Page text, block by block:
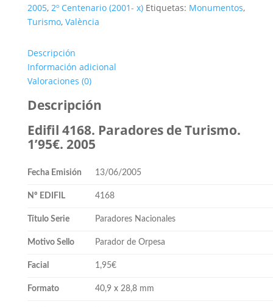
Turismo.
Oropesa.
**2005
cantidad
2005, 2º Centenario (2001- x) Etiquetas: Monumentos,
Turismo, València
Descripción
Información adicional
Valoraciones (0)
Descripción
Edifil 4168. Paradores de Turismo.
1’95€. 2005
Fecha Emisión 13/06/2005
Nº EDIFIL 4168
Título Serie Paradores Nacionales
Motivo Sello Parador de Orpesa
Facial 1,95€
Formato 40,9 x 28,8 mm